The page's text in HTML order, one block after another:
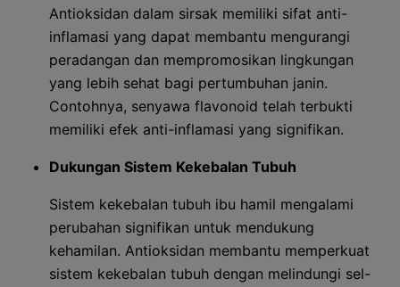
Antioksidan dalam sirsak memiliki sifat anti-
inflamasi yang dapat membantu mengurangi
peradangan dan mempromosikan lingkungan
yang lebih sehat bagi pertumbuhan janin.
Contohnya, senyawa flavonoid telah terbukti
memiliki efek anti-inflamasi yang signifikan.
Dukungan Sistem Kekebalan Tubuh
Sistem kekebalan tubuh ibu hamil mengalami
perubahan signifikan untuk mendukung
kehamilan. Antioksidan membantu memperkuat
sistem kekebalan tubuh dengan melindungi sel-